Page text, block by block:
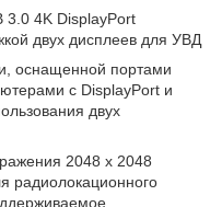
3.0 4K DisplayPort
двух дисплеев для УВД
оснащенной портами
с DisplayPort и
двух
2048 x 2048
радиолокационного